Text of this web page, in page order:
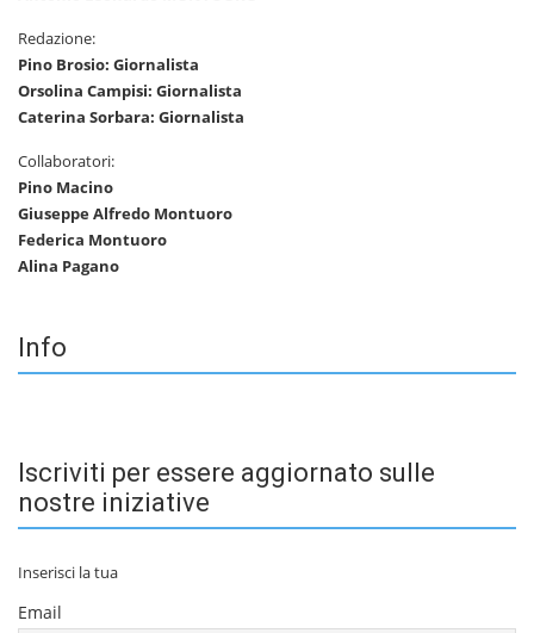
Redazione:
Pino Brosio: Giornalista
Orsolina Campisi: Giornalista
Caterina Sorbara: Giornalista
Collaboratori:
Pino Macino
Giuseppe Alfredo Montuoro
Federica Montuoro
Alina Pagano
Info
Iscriviti per essere aggiornato sulle
nostre iniziative
Inserisci la tua
Email